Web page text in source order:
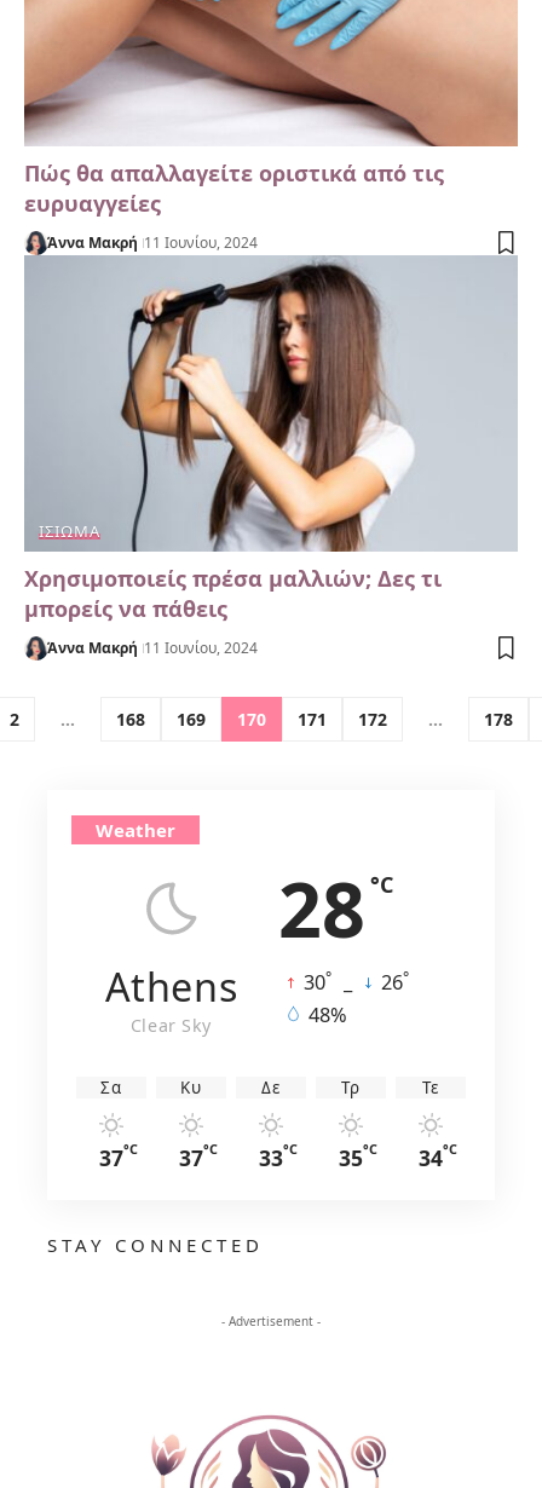
Πώς θα απαλλαγείτε οριστικά από τις
ευρυαγγείες
Άννα Μακρή 11 Ιουνίου, 2024
ΙΣΙΏΜΑ
Χρησιμοποιείς πρέσα μαλλιών; Δες τι
μπορείς να πάθεις
Άννα Μακρή 11 Ιουνίου, 2024
2 … 168 169 170 171 172 … 178
Weather
28 °C
Athens
Clear Sky
30° 26°
48%
Σα
37°C
Κυ
37°C
Δε
33°C
Τρ
35°C
Τε
34°C
STAY CONNECTED
- Advertisement -